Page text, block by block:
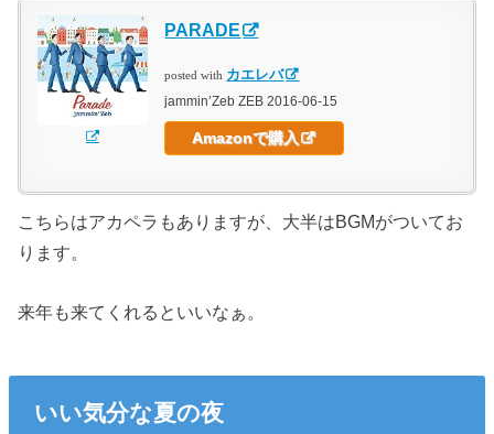
PARADE
posted with カエレバ
jammin’Zeb ZEB 2016-06-15
Amazonで購入
こちらはアカペラもありますが、大半はBGMがついてお
ります。
来年も来てくれるといいなぁ。
いい気分な夏の夜